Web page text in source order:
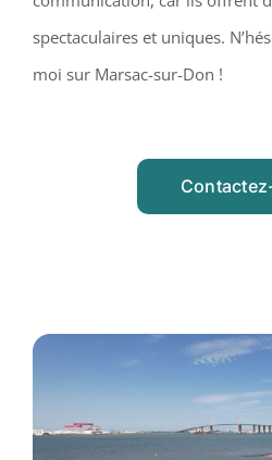
spectaculaires et uniques.
moi sur Marsac-sur-Don !